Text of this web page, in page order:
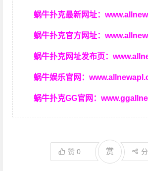
蜗牛扑克最新网址：
蜗牛扑克官方网址：
蜗牛扑克网址发布页：
蜗牛娱乐官网：
蜗牛扑克GG官网：
赞0 赏